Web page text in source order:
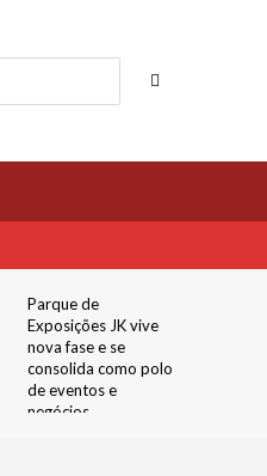
Parque de
Exposições JK vive
nova fase e se
consolida como polo
de eventos e
negócios